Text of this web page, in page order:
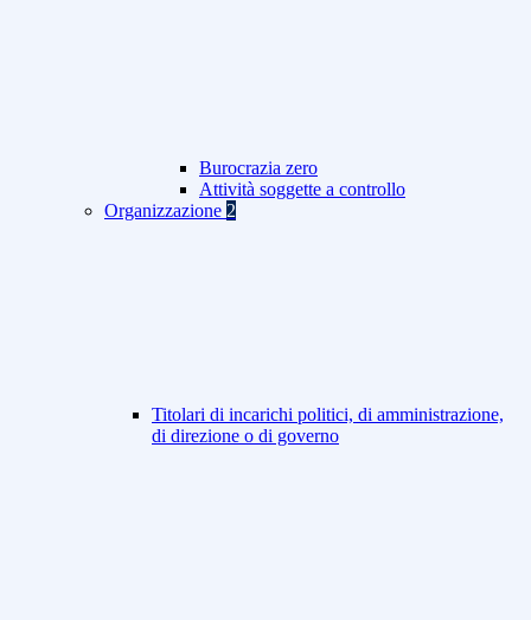
Burocrazia zero
Attività soggette a controllo
Organizzazione 2
Titolari di incarichi politici, di amministrazione,
di direzione o di governo